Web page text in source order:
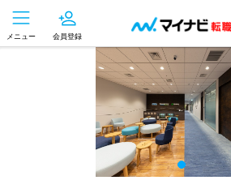
メニュー 会員登録